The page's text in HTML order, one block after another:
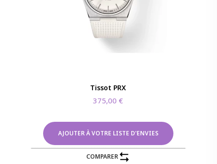
Tissot PRX
375,00€
AJOUTER À VOTRE LISTE D'ENVIES
COMPARER